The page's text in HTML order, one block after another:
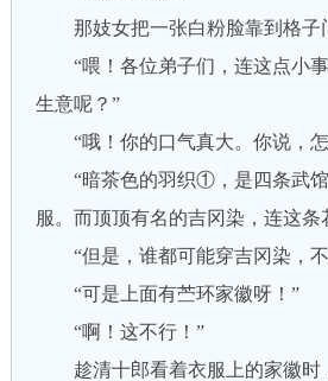
那妓女把一张白粉脸靠到格子
“喂！各位弟子们，连这点小事
生意呢？”
“哦！你的口气真大。你说，怎
“暗茶色的羽织①，是四条武馆
服。而顶顶有名的吉冈染，连这条
“但是，谁都可能穿吉冈染，不
“可是上面有苎环家徽呀！”
“啊！这不行！”
趁清十郎看着衣服上的家徽时